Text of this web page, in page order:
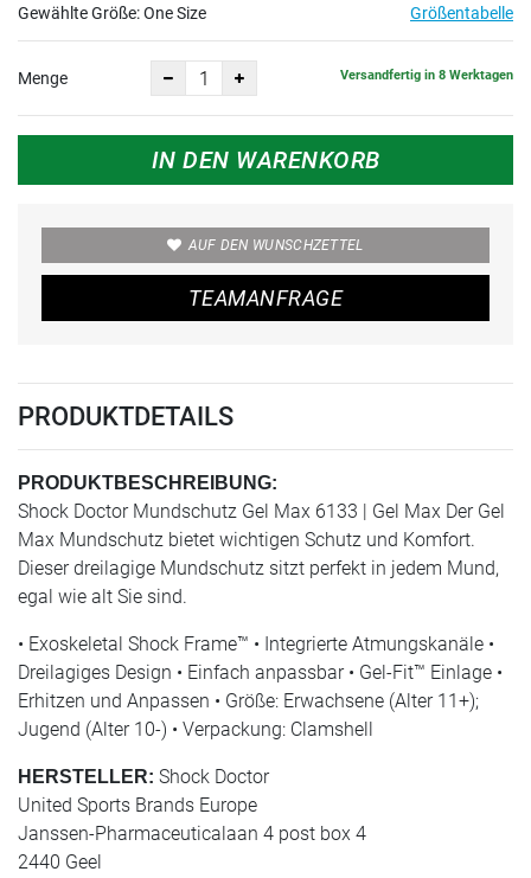
Gewählte Größe:One Size Größentabelle
Menge Versandfertig in 8 Werktagen
IN DEN WARENKORB
AUF DEN WUNSCHZETTEL
TEAMANFRAGE
PRODUKTDETAILS
PRODUKTBESCHREIBUNG:
Shock Doctor Mundschutz Gel Max 6133 | Gel Max Der Gel
Max Mundschutz bietet wichtigen Schutz und Komfort.
Dieser dreilagige Mundschutz sitzt perfekt in jedem Mund,
egal wie alt Sie sind.
• Exoskeletal Shock Frame™ • Integrierte Atmungskanäle •
Dreilagiges Design • Einfach anpassbar • Gel-Fit™ Einlage •
Erhitzen und Anpassen • Größe: Erwachsene (Alter 11+);
Jugend (Alter 10-) • Verpackung: Clamshell
HERSTELLER: Shock Doctor
United Sports Brands Europe
Janssen-Pharmaceuticalaan 4 post box 4
2440 Geel